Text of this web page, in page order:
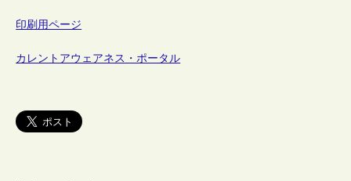
印刷用ページ
カレントアウェアネス・ポータル